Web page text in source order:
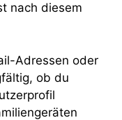
nach diesem
Adressen oder
ob du